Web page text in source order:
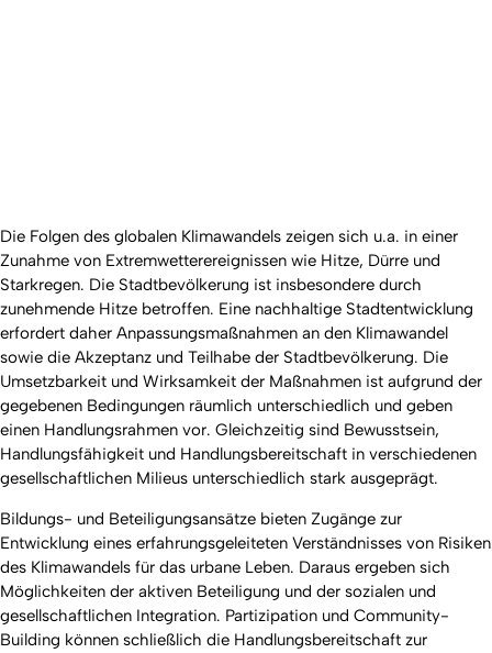
Die Folgen des globalen Klimawandels zeigen sich u.a. in einer
Zunahme von Extremwetterereignissen wie Hitze, Dürre und
Starkregen. Die Stadtbevölkerung ist insbesondere durch
zunehmende Hitze betroffen. Eine nachhaltige Stadtentwicklung
erfordert daher Anpassungsmaßnahmen an den Klimawandel
sowie die Akzeptanz und Teilhabe der Stadtbevölkerung. Die
Umsetzbarkeit und Wirksamkeit der Maßnahmen ist aufgrund der
gegebenen Bedingungen räumlich unterschiedlich und geben
einen Handlungsrahmen vor. Gleichzeitig sind Bewusstsein,
Handlungsfähigkeit und Handlungsbereitschaft in verschiedenen
gesellschaftlichen Milieus unterschiedlich stark ausgeprägt.
Bildungs- und Beteiligungsansätze bieten Zugänge zur
Entwicklung eines erfahrungsgeleiteten Verständnisses von Risiken
des Klimawandels für das urbane Leben. Daraus ergeben sich
Möglichkeiten der aktiven Beteiligung und der sozialen und
gesellschaftlichen Integration. Partizipation und Community-
Building können schließlich die Handlungsbereitschaft zur